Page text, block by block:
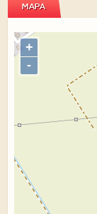
MAPA
+
-